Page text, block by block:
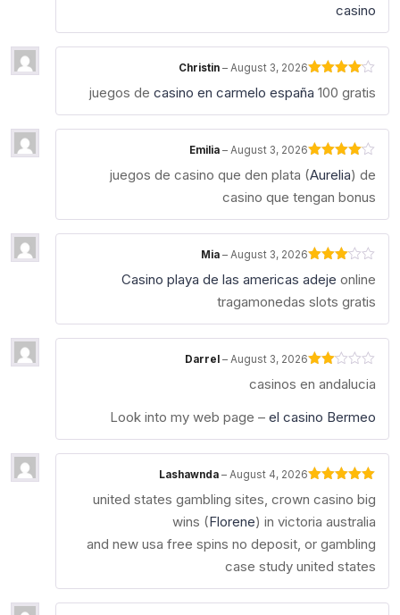
5
casino
out of 5
Christin– August 3, 2026
juegos de casino en carmelo españa 100 gratis
out of 5
Emilia– August 3, 2026
juegos de casino que den plata (Aurelia) de
casino que tengan bonus
3out
of 5
Mia– August 3, 2026
Casino playa de las americas adeje online
tragamonedas slots gratis
2
of 5
Darrel– August 3, 2026
casinos en andalucia
Look into my web page – el casino Bermeo
of 5
Lashawnda– August 4, 2026
united states gambling sites, crown casino big
wins (Florene) in victoria australia
and new usa free spins no deposit, or gambling
case study united states